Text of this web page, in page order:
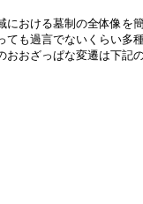
おける墓制の全体像を
ても過言でないくらい多
おおざっぱな変遷は下記